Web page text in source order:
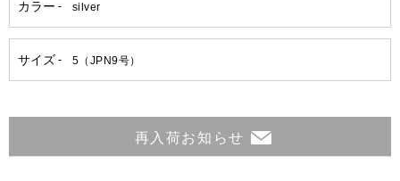
再入荷お知らせ